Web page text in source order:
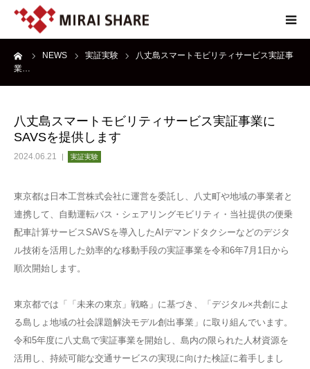
NEWS 実証実験
八丈島スマートモビリティサービス実証事
業…
八丈島スマートモビリティサービス実証事業に
SAVSを提供します
2024.06.21 実証実験
東京都は日本工営株式会社に運営を委託し、八丈町や地域の事業者と
連携して、自動運転バス・シェアリングモビリティ・当社提供の便乗
配車計算サービスSAVSを導入したAIデマンドタクシーなどのデジタ
ル技術を活用した効率的な移動手段の実証事業を令和6年7月1日から
順次開始します。
東京都では「「未来の東京」戦略」に基づき、「デジタル×共創によ
る島しょ地域の社会課題解決モデル創出事業」に取り組んでいます。
令和5年度に八丈島で実証事業を開始し、島内の限られた人材資源を
活用し、持続可能な交通サービスの実現に向けた検証に着手しまし
NEWS
SERVICE
ABOUT